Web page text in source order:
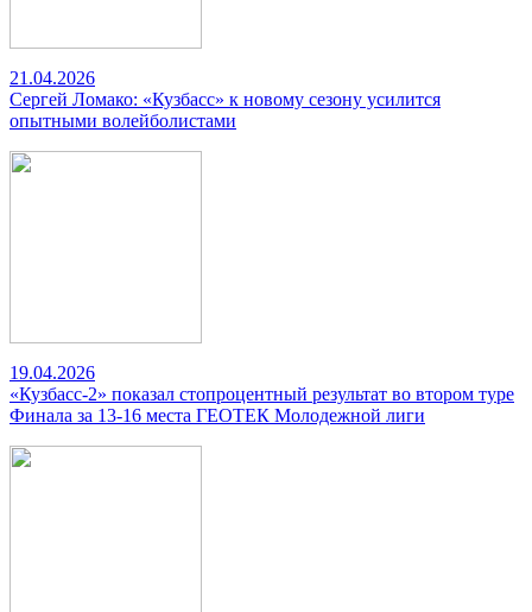
21.04.2026
Сергей Ломако: «Кузбасс» к новому сезону усилится
опытными волейболистами
19.04.2026
«Кузбасс-2» показал стопроцентный результат во втором туре
Финала за 13-16 места ГЕОТЕК Молодежной лиги